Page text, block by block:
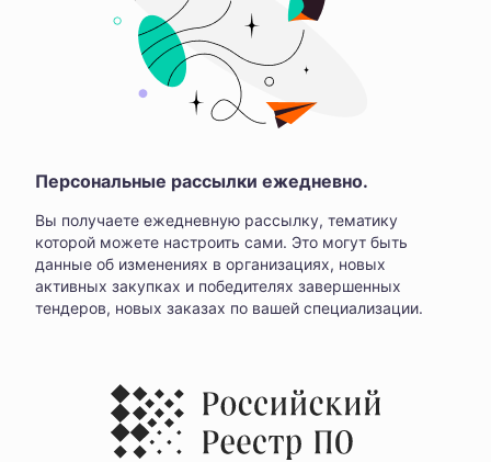
Персональные рассылки ежедневно.
Вы получаете ежедневную рассылку, тематику
которой можете настроить сами. Это могут быть
данные об изменениях в организациях, новых
активных закупках и победителях завершенных
тендеров, новых заказах по вашей специализации.